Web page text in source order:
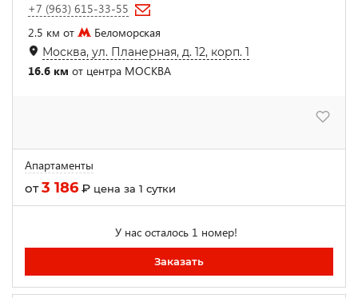
+7 (963) 615-33-55
2.5 км от
Беломорская
Москва, ул. Планерная, д. 12, корп. 1
16.6 км от центра МОСКВА
Апартаменты
от3 186 ₽ цена за 1 сутки
У нас осталось 1 номер!
Заказать